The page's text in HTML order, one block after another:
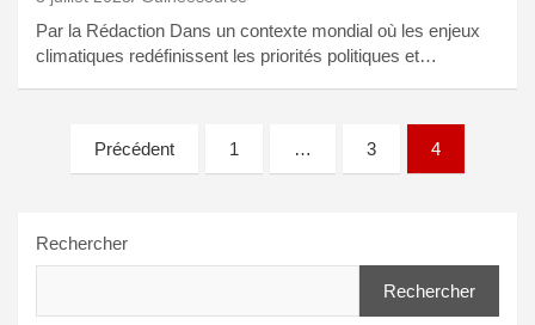
Par la Rédaction Dans un contexte mondial où les enjeux
climatiques redéfinissent les priorités politiques et…
Pagination
Précédent 1 … 3 4
Rechercher
Rechercher